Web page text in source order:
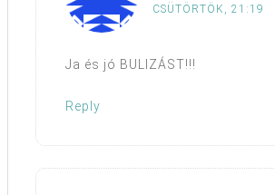
CSÜTÖRTÖK, 21:19
Ja és jó BULIZÁST!!!
Reply